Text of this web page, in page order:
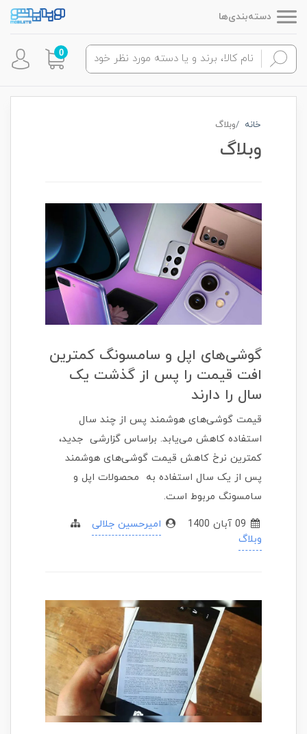
دسته‌بندی‌ها
0
خانه وبلاگ
وبلاگ
گوشی‌های اپل و سامسونگ کمترین
افت قیمت را پس از گذشت یک
سال را دارند
قیمت گوشی‌های هوشمند پس از چند سال
استفاده کاهش می‌یابد. بر‌‌اساس گزارشی جدید،
کمترین نرخ کاهش قیمت گوشی‌های هوشمند
پس از یک سال استفاده به محصولات اپل و
سامسونگ مربوط است.
امیرحسین جلالی
وبلاگ